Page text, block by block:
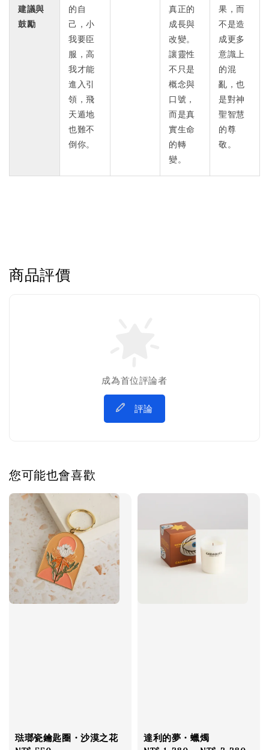
建議與
鼓勵
的自
己，小
我要臣
服，高
我才能
進入引
領，飛
天遁地
也難不
倒你。
真正的
成長與
改變。
讓靈性
不只是
概念與
口號，
而是真
實生命
的轉
變。
果，而
不是造
成更多
意識上
的混
亂，也
是對神
聖智慧
的尊
敬。
商品評價
成為首位評論者
評論
您可能也會喜歡
琺瑯瓷鑰匙圈・沙漠之花 達利的夢・蠟燭